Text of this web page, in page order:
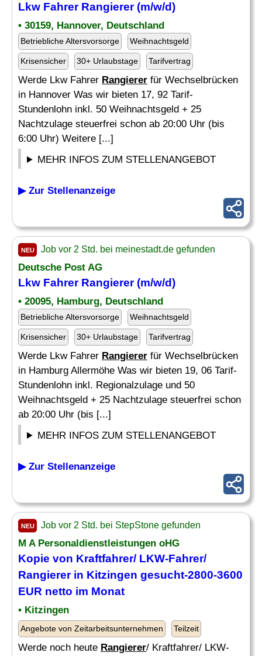
Lkw Fahrer Rangierer(m/w/d)
• 30159, Hannover, Deutschland
Betriebliche Altersvorsorge Weihnachtsgeld
Krisensicher 30+ Urlaubstage Tarifvertrag
Werde Lkw Fahrer Rangierer für Wechselbrücken
in Hannover Was wir bieten 17, 92 Tarif-
Stundenlohn inkl. 50 Weihnachtsgeld + 25
Nachtzulage steuerfrei schon ab 20:00 Uhr (bis
6:00 Uhr) Weitere [...]
MEHR INFOS ZUM STELLENANGEBOT
▶ Zur Stellenanzeige
NEU Job vor 2 Std. bei meinestadt.de gefunden
Deutsche Post AG
Lkw Fahrer Rangierer(m/w/d)
• 20095, Hamburg, Deutschland
Betriebliche Altersvorsorge Weihnachtsgeld
Krisensicher 30+ Urlaubstage Tarifvertrag
Werde Lkw Fahrer Rangierer für Wechselbrücken
in Hamburg Allermöhe Was wir bieten 19, 06 Tarif-
Stundenlohn inkl. Regionalzulage und 50
Weihnachtsgeld + 25 Nachtzulage steuerfrei schon
ab 20:00 Uhr (bis [...]
MEHR INFOS ZUM STELLENANGEBOT
▶ Zur Stellenanzeige
NEU Job vor 2 Std. bei StepStone gefunden
M A Personaldienstleistungen oHG
Kopie von Kraftfahrer/ LKW-Fahrer/
Rangiererin Kitzingen gesucht-2800-3600
EUR netto im Monat
• Kitzingen
Angebote von Zeitarbeitsunternehmen Teilzeit
Werde noch heute Rangierer/ Kraftfahrer/ LKW-